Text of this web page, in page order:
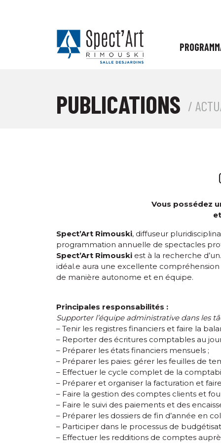
PUBLICATIONS /
Vous possédez
Spect’Art Rimouski, diffuseur
programmation annuelle de spectacles
Spect’Art Rimouski est à la recherche
idéal.e aura une excellente
de manière autonome et en équipe.
Principales responsabilités :
Supporter l’équipe administrative dans les
– Tenir les registres financiers et faire la
– Reporter des écritures comptables au
– Préparer les états financiers mensuels ;
– Préparer les paies: gérer les feuilles de
– Effectuer le cycle complet de la
– Préparer et organiser la facturation et
– Faire la gestion des comptes clients et
– Faire le suivi des paiements et des
– Préparer les dossiers de fin d’année en
– Participer dans le processus de
– Effectuer les redditions de comptes